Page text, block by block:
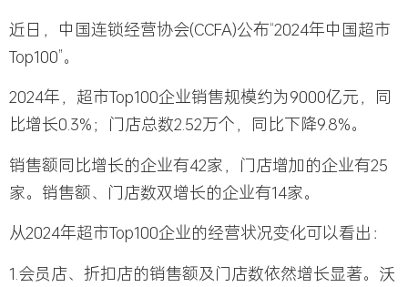
近日，中国连锁经营协会(CCFA)公布“2024年中国超市
Top100”。
2024年，超市Top100企业销售规模约为9000亿元，同
比增长0.3%；门店总数2.52万个，同比下降9.8%。
销售额同比增长的企业有42家，门店增加的企业有25
家。销售额、门店数双增长的企业有14家。
从2024年超市Top100企业的经营状况变化可以看出：
1.会员店、折扣店的销售额及门店数依然增长显著。沃